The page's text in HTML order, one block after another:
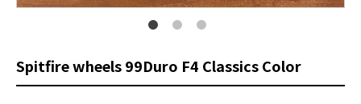
Spitfire wheels 99Duro F4 Classics Color